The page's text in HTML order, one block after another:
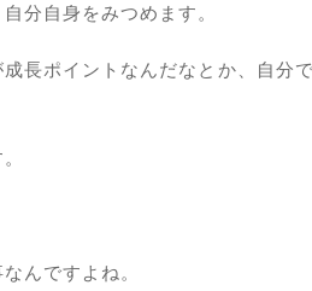
分自身をみつめます。
長ポイントなんだなとか、自分
んですよね。